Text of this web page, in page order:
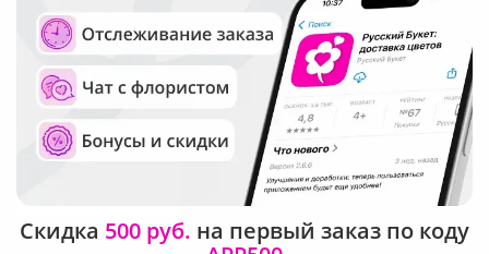
Общество с ограниченной ответственностью «Технология»
ОГРН: 1195476081745, ИНН: 5410081997
Юридический адрес: г. Новосибирск, ул. Ипподромская,
д.42, оф. 3
Рейтинг Русского букета в г. Москва
Скидка 500 руб. на первый заказ по коду